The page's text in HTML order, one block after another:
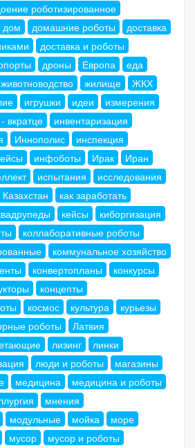
роботизированное
дом домашние роботы
доставка
доставка и роботы
дроны Европа
еда
животноводство жилище
ЖКХ
игрушки идеи
измерения
вкратце
инвентаризация
Иннополис
инспекция
инфоботы Ирак
Иран
испытания
исследования
Казахстан
как заработать
кейсы
киборгизация
коллаборативные роботы
коммунальное хозяйство
конвертопланы
конкурсы
концепты
космос культура
курьезы
роботы
Латвия
лизинг
линки
люди и роботы
магазины
медицина
медицина и роботы
мнения
модульные мойка
море
мусор
мусор и роботы